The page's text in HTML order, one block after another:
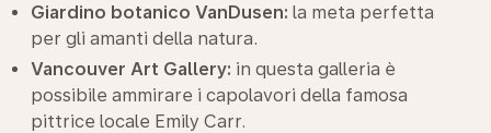
Giardino botanico VanDusen: la meta perfetta
per gli amanti della natura.
Vancouver Art Gallery: in questa galleria è
possibile ammirare i capolavori della famosa
pittrice locale Emily Carr.